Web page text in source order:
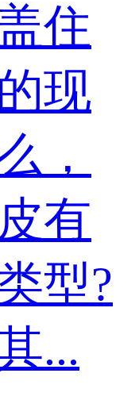
住
现
，
有
型?
...